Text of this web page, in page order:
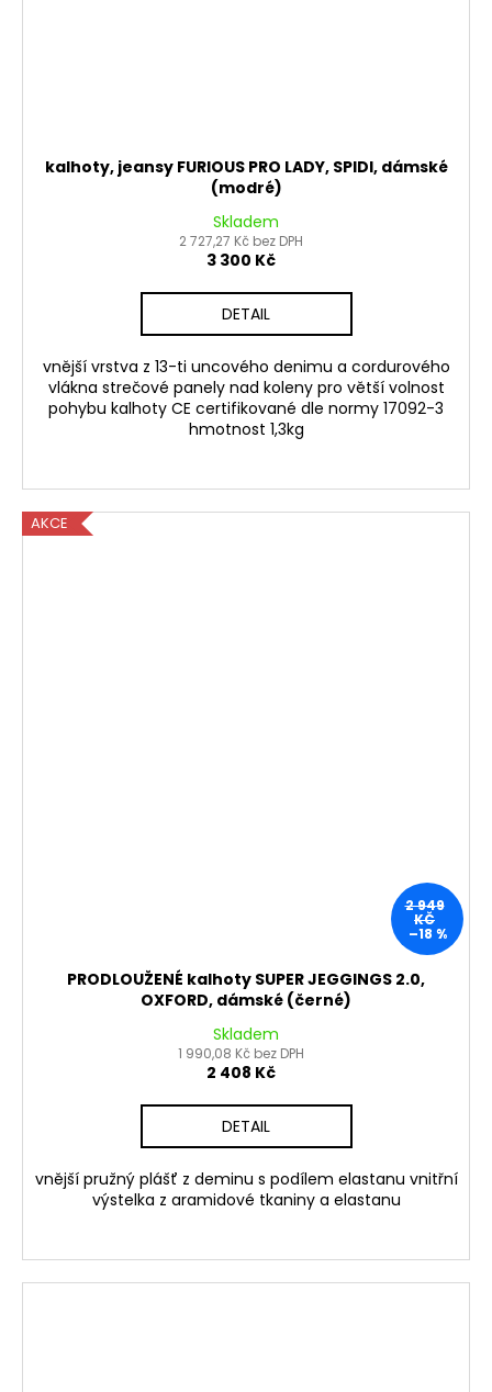
kalhoty, jeansy FURIOUS PRO LADY, SPIDI, dámské
(modré)
Skladem
2 727,27 Kč bez DPH
3 300 Kč
DETAIL
vnější vrstva z 13-ti uncového denimu a cordurového
vlákna strečové panely nad koleny pro větší volnost
pohybu kalhoty CE certifikované dle normy 17092-3
hmotnost 1,3kg
AKCE
2 949
KČ
–18 %
PRODLOUŽENÉ kalhoty SUPER JEGGINGS 2.0,
OXFORD, dámské (černé)
Skladem
1 990,08 Kč bez DPH
2 408 Kč
DETAIL
vnější pružný plášť z deminu s podílem elastanu vnitřní
výstelka z aramidové tkaniny a elastanu